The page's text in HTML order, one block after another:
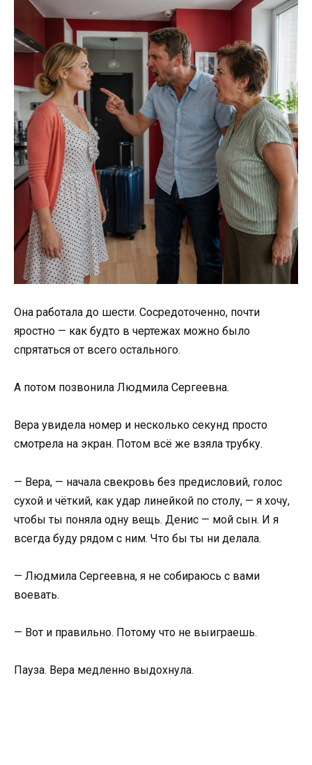
Она работала до шести. Сосредоточенно, почти
яростно — как будто в чертежах можно было
спрятаться от всего остального.
А потом позвонила Людмила Сергеевна.
Вера увидела номер и несколько секунд просто
смотрела на экран. Потом всё же взяла трубку.
— Вера, — начала свекровь без предисловий, голос
сухой и чёткий, как удар линейкой по столу, — я хочу,
чтобы ты поняла одну вещь. Денис — мой сын. И я
всегда буду рядом с ним. Что бы ты ни делала.
— Людмила Сергеевна, я не собираюсь с вами
воевать.
— Вот и правильно. Потому что не выиграешь.
Пауза. Вера медленно выдохнула.